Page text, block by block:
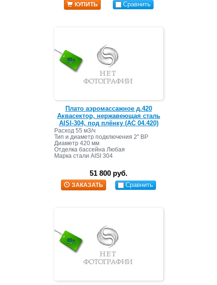
КУПИТЬ Сравнить
Плато аэромассажное д.420
Аквасектор, нержавеющая сталь
AISI-304, под плёнку (АС 04.420)
Расход 55 м3/ч
Тип и диаметр подключения 2" ВР
Диаметр 420 мм
Отделка бассейна Любая
Марка стали AISI 304
51 800 руб.
ЗАКАЗАТЬ Сравнить